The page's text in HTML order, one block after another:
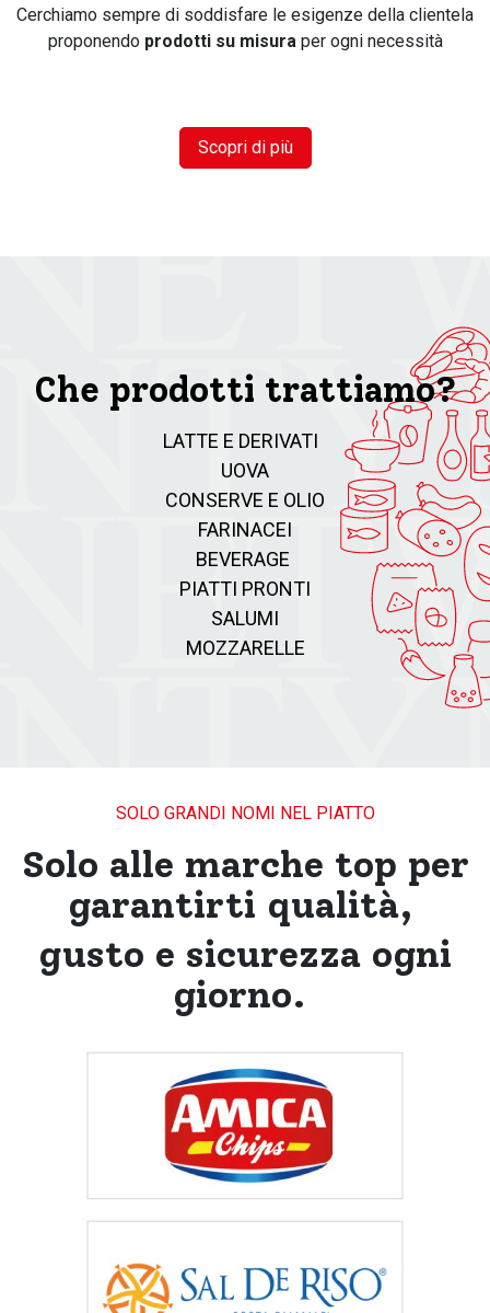
Cerchiamo sempre di soddisfare le esigenze della clientela
proponendo prodotti su misuraper ogni necessità
Scopri di più
Che prodotti trattiamo?
LATTE E DERIVATI
UOVA
CONSERVE E OLIO
FARINACEI
BEVERAGE
PIATTI PRONTI
SALUMI
MOZZARELLE
SOLO GRANDI NOMI NEL PIATTO
Solo alle marche top per
garantirti qualità,
gusto e sicurezza ogni
giorno.